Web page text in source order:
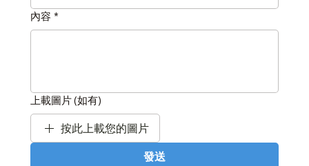
內容 *
上載圖片 (如有)
按此上載您的圖片
發送